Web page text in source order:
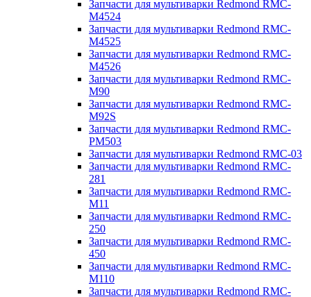
Запчасти для мультиварки Redmond RMC-
M4524
Запчасти для мультиварки Redmond RMC-
M4525
Запчасти для мультиварки Redmond RMC-
M4526
Запчасти для мультиварки Redmond RMC-
M90
Запчасти для мультиварки Redmond RMC-
M92S
Запчасти для мультиварки Redmond RMC-
PM503
Запчасти для мультиварки Redmond RMC-03
Запчасти для мультиварки Redmond RMC-
281
Запчасти для мультиварки Redmond RMC-
M11
Запчасти для мультиварки Redmond RMC-
250
Запчасти для мультиварки Redmond RMC-
450
Запчасти для мультиварки Redmond RMC-
M110
Запчасти для мультиварки Redmond RMC-